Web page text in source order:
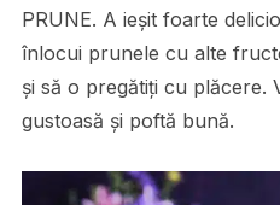
PRUNE. A ieșit foarte
înlocui prunele cu alte
și să o pregătiți cu plăcere.
gustoasă și poftă bună.